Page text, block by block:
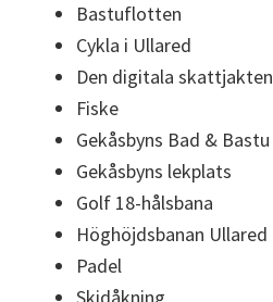
Bastuflotten
Cykla i Ullared
Den digitala skattjakten
Fiske
Gekåsbyns Bad & Bastu
Gekåsbyns lekplats
Golf 18-hålsbana
Höghöjdsbanan Ullared
Padel